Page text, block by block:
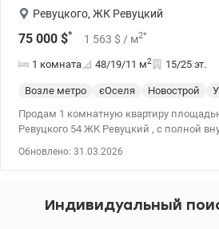
Ревуцкого, ЖК Ревуцкий
75 000 $* 1 563 $ / м2*
1 комната 48/19/11 м2 15/25 эт.
Возле метро єОселя Новострой
Продам 1 комнатную квартиру
Ревуцкого 54 ЖК Ревуцкий , с полной
удобная транспортная развязка. м. Харьковская.
Обновлено: 31.03.2026
Индивидуальный